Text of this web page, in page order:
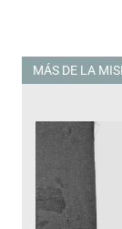
MÁS DE LA